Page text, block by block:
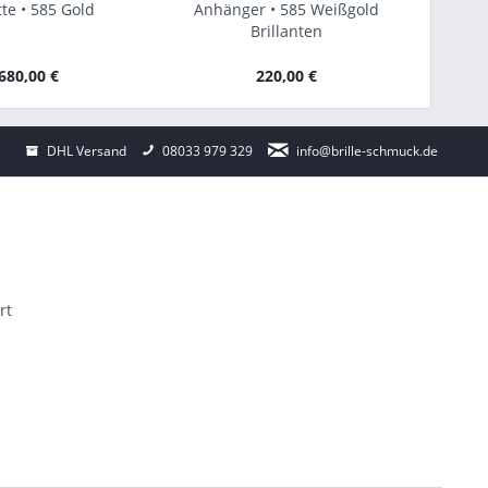
• 585 Gold
€
Anhänger • 585 Weißgold
Brillanten
220,00 €
DHL Versand 08033 979 329 info@brille-schmuck.de